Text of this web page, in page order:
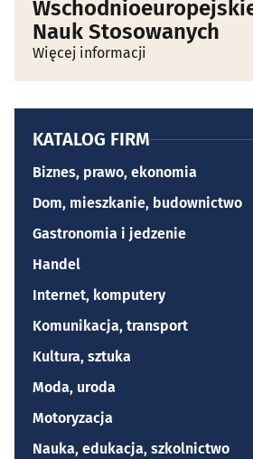
Nauk Stosowanych
Więcej informacji
KATALOG FIRM
Biznes, prawo, ekonomia
Dom, mieszkanie, budownictwo
Gastronomia i jedzenie
Handel
Internet, komputery
Komunikacja, transport
Kultura, sztuka
Moda, uroda
Motoryzacja
Nauka, edukacja, szkolnictwo